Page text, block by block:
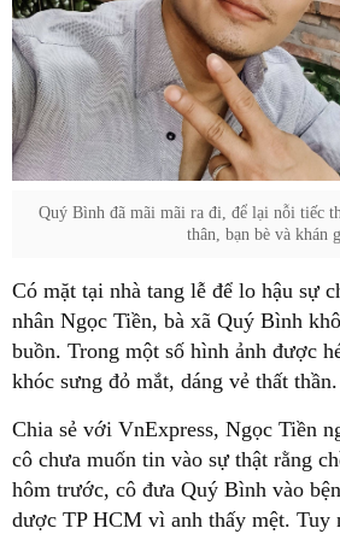
Quý Bình đã mãi mãi ra đi, để lại nỗi tiếc
thân, bạn bè và khán
Có mặt tại nhà tang lễ để lo hậu sự
nhân Ngọc Tiền, bà xã Quý Bình
buồn. Trong một số hình ảnh được
khóc sưng đỏ mắt, dáng vẻ thất thần.
Chia sẻ với VnExpress, Ngọc Tiền
cô chưa muốn tin vào sự thật rằng
hôm trước, cô đưa Quý Bình vào
dược TP HCM vì anh thấy mệt. Tuy